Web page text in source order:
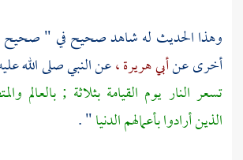
وهذا الحديث له شاهد صحيح في " صحيح
أخرى عنأبي هريرة ،عن النبي صلى الله
تسعر النار يوم القيامة بثلاثة ; بالعالم
الذين أرادوا بأعمالهم الدنيا" .